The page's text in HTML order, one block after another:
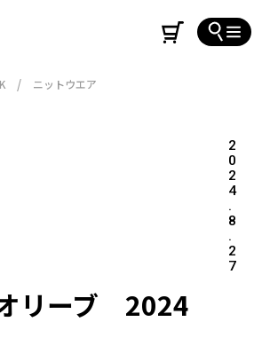
ニットウエア
2
0
2
4
.
8
.
2
7
リーブ　2024